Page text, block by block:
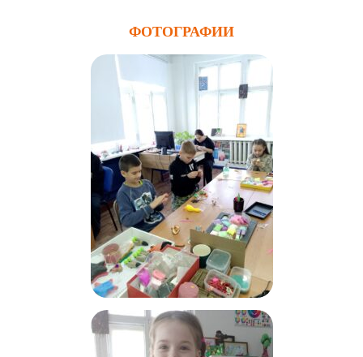
ФОТОГРАФИИ